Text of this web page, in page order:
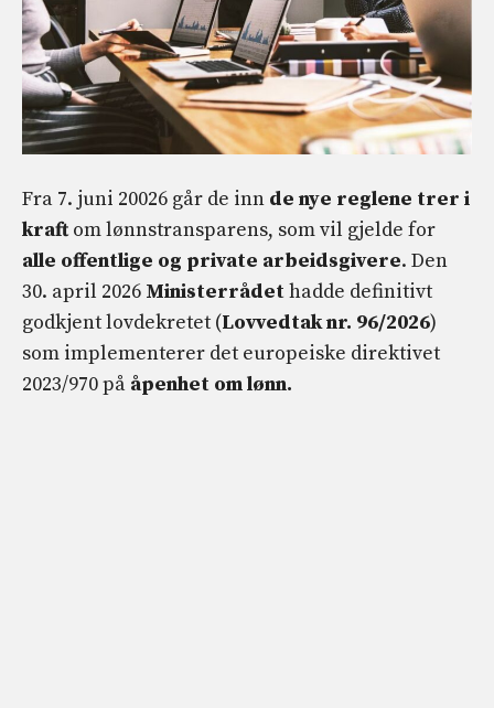
Fra 7. juni 20026 går de inn de nye reglene trer i
kraftom lønnstransparens, som vil gjelde for
alle offentlige og private arbeidsgivere. Den
30. april 2026 Ministerrådethadde definitivt
godkjent lovdekretet (Lovvedtak nr. 96/2026)
som implementerer det europeiske direktivet
2023/970 på åpenhet om lønn.